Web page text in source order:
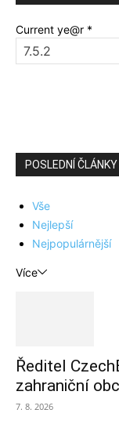
Current ye@r *
POSLEDNÍ ČLÁNKY
Vše
Nejlepší
Nejpopulárnější
Více
Ředitel
zahraniční
7. 8. 2026